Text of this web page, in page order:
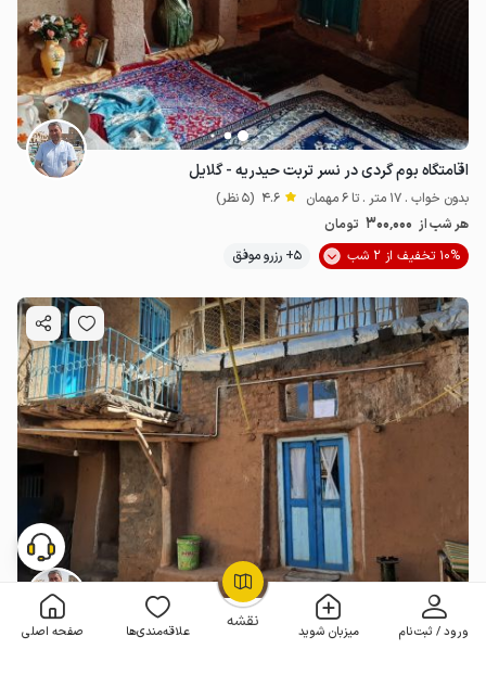
نقشه ورود / ثبت‌نام میزبان شوید علاقه‌مندی‌ها صفحه اصلی
OpenStreetMap
اقامتگاه بوم گردی در نسر تربت حیدریه - گلایل
بدون خواب . 17 متر . تا 6 مهمان 4.6 (5 نظر)
هر شب از 300٬000 تومان
10% تخفیف از 2 شب
5+ رزرو موفق
اقامتگاه بوم گردی در نسر تربت حیدریه - زنبق